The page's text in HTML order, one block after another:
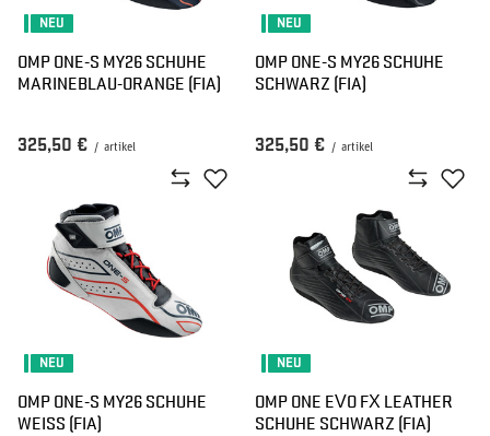
NEU
OMP ONE-S MY26 SCHUHE
MARINEBLAU-ORANGE (FIA)
325,50 € / artikel
NEU
OMP ONE-S MY26 SCHUHE
SCHWARZ (FIA)
325,50 € / artikel
NEU
OMP ONE-S MY26 SCHUHE
WEISS (FIA)
NEU
OMP ONE EVO FX LEATHER
SCHUHE SCHWARZ (FIA)